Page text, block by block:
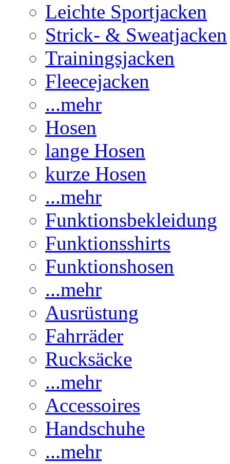
Leichte Sportjacken
Strick- & Sweatjacken
Trainingsjacken
Fleecejacken
...mehr
Hosen
lange Hosen
kurze Hosen
...mehr
Funktionsbekleidung
Funktionsshirts
Funktionshosen
...mehr
Ausrüstung
Fahrräder
Rucksäcke
...mehr
Accessoires
Handschuhe
...mehr